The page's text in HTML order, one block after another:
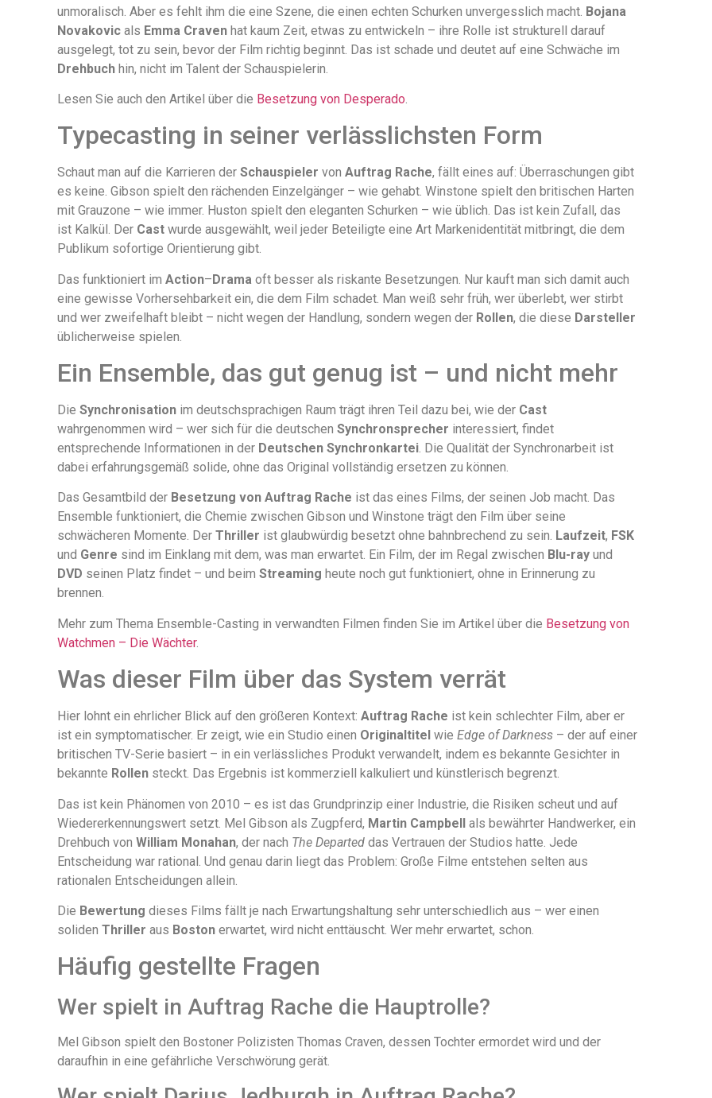
unmoralisch. Aber es fehlt ihm die eine Szene, die einen echten Schurken unvergesslich macht. Bojana
Novakovic als Emma Craven hat kaum Zeit, etwas zu entwickeln – ihre Rolle ist strukturell darauf
ausgelegt, tot zu sein, bevor der Film richtig beginnt. Das ist schade und deutet auf eine Schwäche im
Drehbuch hin, nicht im Talent der Schauspielerin.
Lesen Sie auch den Artikel über die Besetzung von Desperado.
Typecasting in seiner verlässlichsten Form
Schaut man auf die Karrieren der Schauspieler von Auftrag Rache, fällt eines auf: Überraschungen gibt
es keine. Gibson spielt den rächenden Einzelgänger – wie gehabt. Winstone spielt den britischen Harten
mit Grauzone – wie immer. Huston spielt den eleganten Schurken – wie üblich. Das ist kein Zufall, das
ist Kalkül. Der Cast wurde ausgewählt, weil jeder Beteiligte eine Art Markenidentität mitbringt, die dem
Publikum sofortige Orientierung gibt.
Das funktioniert im Action–Drama oft besser als riskante Besetzungen. Nur kauft man sich damit auch
eine gewisse Vorhersehbarkeit ein, die dem Film schadet. Man weiß sehr früh, wer überlebt, wer stirbt
und wer zweifelhaft bleibt – nicht wegen der Handlung, sondern wegen der Rollen, die diese Darsteller
üblicherweise spielen.
Ein Ensemble, das gut genug ist – und nicht mehr
Die Synchronisation im deutschsprachigen Raum trägt ihren Teil dazu bei, wie der Cast
wahrgenommen wird – wer sich für die deutschen Synchronsprecher interessiert, findet
entsprechende Informationen in der Deutschen Synchronkartei. Die Qualität der Synchronarbeit ist
dabei erfahrungsgemäß solide, ohne das Original vollständig ersetzen zu können.
Das Gesamtbild der Besetzung von Auftrag Rache ist das eines Films, der seinen Job macht. Das
Ensemble funktioniert, die Chemie zwischen Gibson und Winstone trägt den Film über seine
schwächeren Momente. Der Thriller ist glaubwürdig besetzt ohne bahnbrechend zu sein. Laufzeit, FSK
und Genre sind im Einklang mit dem, was man erwartet. Ein Film, der im Regal zwischen Blu-ray und
DVD seinen Platz findet – und beim Streaming heute noch gut funktioniert, ohne in Erinnerung zu
brennen.
Mehr zum Thema Ensemble-Casting in verwandten Filmen finden Sie im Artikel über die Besetzung von
Watchmen – Die Wächter.
Was dieser Film über das System verrät
Hier lohnt ein ehrlicher Blick auf den größeren Kontext: Auftrag Rache ist kein schlechter Film, aber er
ist ein symptomatischer. Er zeigt, wie ein Studio einen Originaltitel wie Edge of Darkness – der auf einer
britischen TV-Serie basiert – in ein verlässliches Produkt verwandelt, indem es bekannte Gesichter in
bekannte Rollen steckt. Das Ergebnis ist kommerziell kalkuliert und künstlerisch begrenzt.
Das ist kein Phänomen von 2010 – es ist das Grundprinzip einer Industrie, die Risiken scheut und auf
Wiedererkennungswert setzt. Mel Gibson als Zugpferd, Martin Campbell als bewährter Handwerker, ein
Drehbuch von William Monahan, der nach The Departed das Vertrauen der Studios hatte. Jede
Entscheidung war rational. Und genau darin liegt das Problem: Große Filme entstehen selten aus
rationalen Entscheidungen allein.
Die Bewertung dieses Films fällt je nach Erwartungshaltung sehr unterschiedlich aus – wer einen
soliden Thriller aus Boston erwartet, wird nicht enttäuscht. Wer mehr erwartet, schon.
Häufig gestellte Fragen
Wer spielt in Auftrag Rache die Hauptrolle?
Mel Gibson spielt den Bostoner Polizisten Thomas Craven, dessen Tochter ermordet wird und der
daraufhin in eine gefährliche Verschwörung gerät.